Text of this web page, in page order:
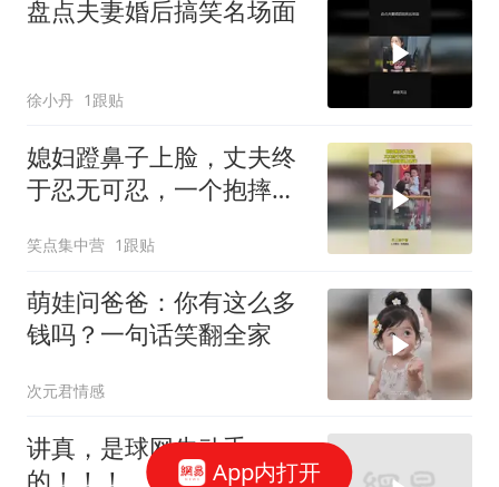
盘点夫妻婚后搞笑名场面
徐小丹 1跟贴
媳妇蹬鼻子上脸，丈夫终
于忍无可忍，一个抱摔瞬
笑点集中营 1跟贴
萌娃问爸爸：你有这么多
钱吗？一句话笑翻全家
次元君情感
讲真，是球网先动手
的！！！
App内打开